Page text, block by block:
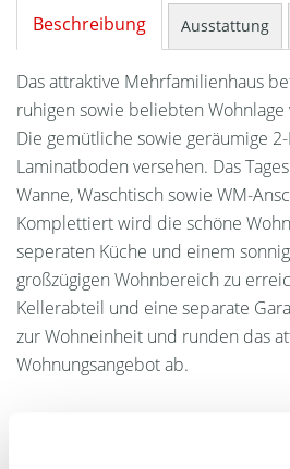
Beschreibung Ausstattung
Das attraktive Mehrfamilienhaus
ruhigen sowie beliebten Wohnlage
Die gemütliche sowie geräumige
Laminatboden versehen. Das
Wanne, Waschtisch sowie WM-
Komplettiert wird die schöne
seperaten Küche und einem
großzügigen Wohnbereich zu
Kellerabteil und eine separate
zur Wohneinheit und runden das
Wohnungsangebot ab.